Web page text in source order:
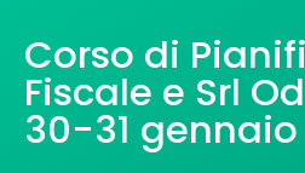
Corso di
Fiscale e Srl
30-31 gennaio